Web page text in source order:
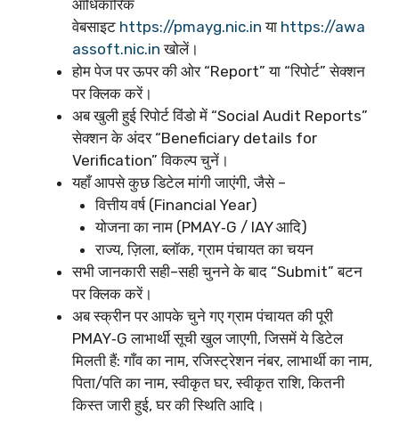
आधिकारिक
वेबसाइट https://pmayg.nic.in या https://awa
assoft.nic.in खोलें।
होम पेज पर ऊपर की ओर “Report” या “रिपोर्ट” सेक्शन
पर क्लिक करें।​
अब खुली हुई रिपोर्ट विंडो में “Social Audit Reports”
सेक्शन के अंदर “Beneficiary details for
Verification” विकल्प चुनें।​
यहाँ आपसे कुछ डिटेल मांगी जाएंगी, जैसे –
वित्तीय वर्ष (Financial Year)
योजना का नाम (PMAY‑G / IAY आदि)
राज्य, ज़िला, ब्लॉक, ग्राम पंचायत का चयन
सभी जानकारी सही–सही चुनने के बाद “Submit” बटन
पर क्लिक करें।​
अब स्क्रीन पर आपके चुने गए ग्राम पंचायत की पूरी
PMAY‑G लाभार्थी सूची खुल जाएगी, जिसमें ये डिटेल
मिलती हैं: गाँव का नाम, रजिस्ट्रेशन नंबर, लाभार्थी का नाम,
पिता/पति का नाम, स्वीकृत घर, स्वीकृत राशि, कितनी
किस्त जारी हुई, घर की स्थिति आदि।​